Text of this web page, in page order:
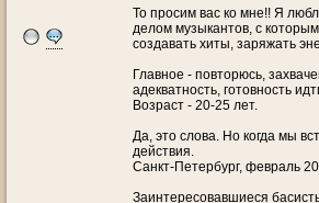
То просим вас ко мне!! Я
делом музыкантов, с
создавать хиты, заряжать
Главное - повторюсь,
адекватность, готовность
Возраст - 20-25 лет.
Да, это слова. Но когда мы
действия.
Санкт-Петербург, февраль
Заинтересовавшиеся